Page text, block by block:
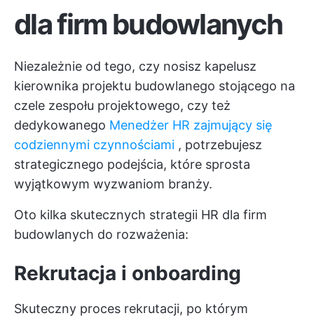
dla firm budowlanych
Niezależnie od tego, czy nosisz kapelusz
kierownika projektu budowlanego stojącego na
czele zespołu projektowego, czy też
dedykowanego Menedżer HR zajmujący się
codziennymi czynnościami , potrzebujesz
strategicznego podejścia, które sprosta
wyjątkowym wyzwaniom branży.
Oto kilka skutecznych strategii HR dla firm
budowlanych do rozważenia:
Rekrutacja i onboarding
Skuteczny proces rekrutacji, po którym